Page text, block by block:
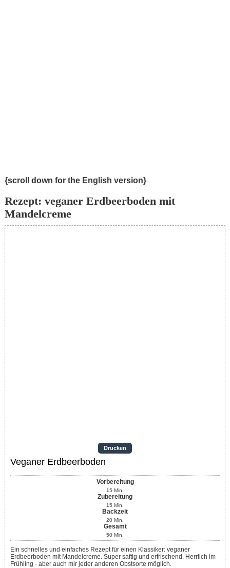
{scroll down for the English version}
Rezept: veganer Erdbeerboden mit
Mandelcreme
Drucken
Veganer Erdbeerboden
Vorbereitung
15 Min.
Zubereitung
15 Min.
Backzeit
20 Min.
Gesamt
50 Min.
Ein schnelles und einfaches Rezept für einen Klassiker: veganer
Erdbeerboden mit Mandelcreme. Super saftig und erfrischend. Herrlich im
Frühling - aber auch mir jeder anderen Obstsorte möglich.